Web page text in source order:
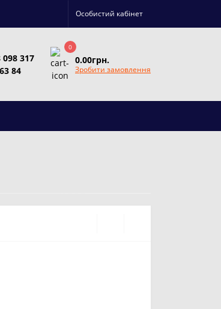
Особистий кабінет
098 317
63 84
0
0.00грн.
Зробити замовлення